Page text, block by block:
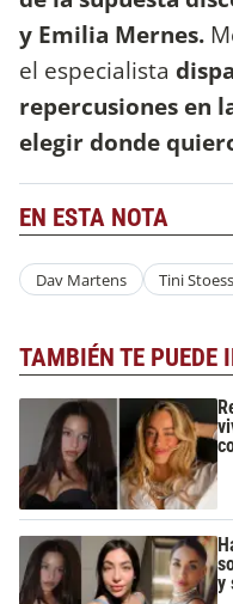
y Emilia Mernes.
el especialista
repercusiones en
elegir donde
EN ESTA NOTA
Dav Martens Tini
TAMBIÉN TE PUEDE
y